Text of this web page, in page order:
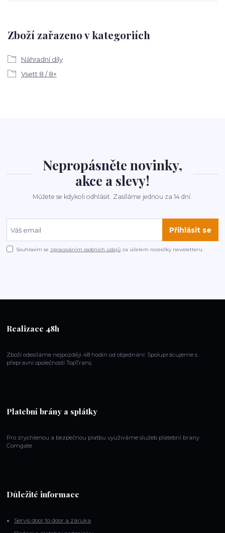
Zboží zařazeno v kategoriích
Náhradní díly
Vsett 8 / 8+
Nepropásněte novinky,
akce a slevy!
Můžete se kdykoli odhlásit. Zasíláme jednou za 14 dní.
Přihlásit se
Souhlasím se zpracováním osobních údajů za účelem rozesílky newsletteru.
Realizace 48h
Zboží odesíláme nejpozději 48 hodin od objednání. Spoluprácujeme s
přepravní společností TopTrans.
Platební brány a splátky
Pro zrychlenou a bezpečnou platbu využiváme služeb platební brany
Comgate
Důležité informace
Servis door to door a záruka